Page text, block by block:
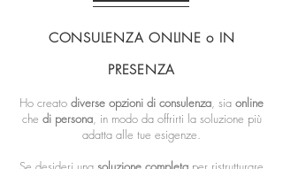
CONSULENZA ONLINE o IN
PRESENZA
Ho creato diverse opzioni di consulenza, sia online
che di persona, in modo da offrirti la soluzione più
adatta alle tue esigenze.